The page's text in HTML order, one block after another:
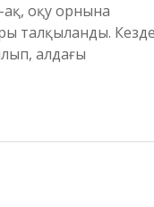
оқу орнына
талқыланды.
алдағы